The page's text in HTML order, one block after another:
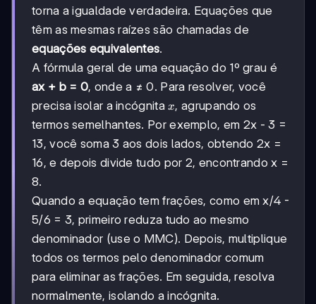
torna a igualdade verdadeira. Equações que
têm as mesmas raízes são chamadas de
equações equivalentes.
A fórmula geral de uma equação do 1º grau é
ax + b = 0, onde a ≠ 0. Para resolver, você
precisa isolar a incógnitax
x, agrupando os
termos semelhantes. Por exemplo, em 2x - 3 =
13, você soma 3 aos dois lados, obtendo 2x =
16, e depois divide tudo por 2, encontrando x =
8.
Quando a equação tem frações, como em x/4 -
5/6 = 3, primeiro reduza tudo ao mesmo
denominador (use o MMC). Depois, multiplique
todos os termos pelo denominador comum
para eliminar as frações. Em seguida, resolva
normalmente, isolando a incógnita.